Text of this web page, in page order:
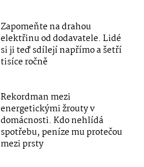
Zapomeňte na drahou
elektřinu od dodavatele. Lidé
si ji teď sdílejí napřímo a šetří
tisíce ročně
Rekordman mezi
energetickými žrouty v
domácnosti. Kdo nehlídá
spotřebu, peníze mu protečou
mezi prsty